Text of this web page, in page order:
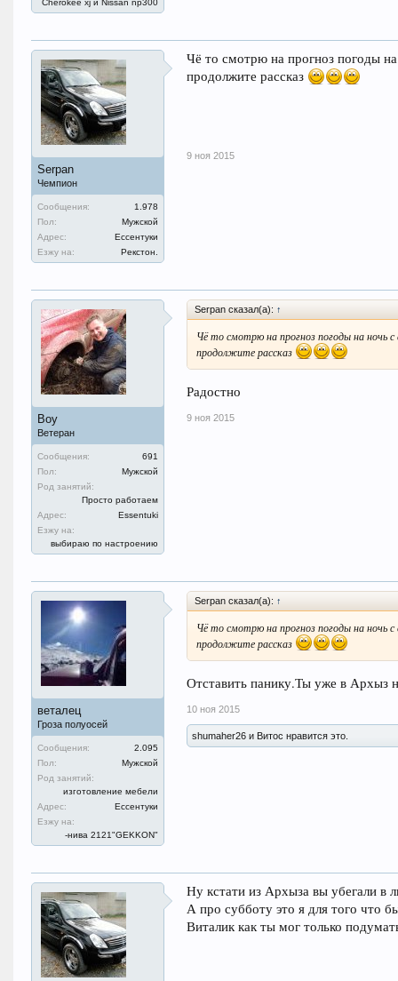
Cherokee xj и Nissan np300
Serpan
Чемпион
Сообщения:
1.978
Пол:
Мужской
Адрес:
Ессентуки
Езжу на:
Рекстон.
Чё то смотрю на прогноз погоды
продолжите рассказ
9 ноя 2015
Boy
Ветеран
Сообщения:
691
Пол:
Мужской
Род занятий:
Просто работаем
Адрес:
Essentuki
Езжу на:
выбираю по настроению
Serpan сказал(а): ↑
Чё то смотрю на прогноз погоды на ночь
продолжите рассказ
Радостно
9 ноя 2015
веталец
Гроза полуосей
Сообщения:
2.095
Пол:
Мужской
Род занятий:
изготовление мебели
Адрес:
Ессентуки
Езжу на:
-нива 2121"GEKKON"
Serpan сказал(а): ↑
Чё то смотрю на прогноз погоды на ночь
продолжите рассказ
Отставить панику.Ты уже в Архыз
10 ноя 2015
shumaher26 и Витос нравится это.
Ну кстати из Архыза вы убегали в
А про субботу это я для того что
Виталик как ты мог только